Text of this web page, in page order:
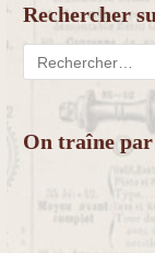
Rechercher
On traîne par